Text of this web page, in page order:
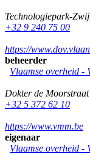
Technologiepark-
+32 9 240 75 00
https://
beheerder
Vlaamse overheid -
Dokter de
+32 5 372 62 10
https://www.vmm.be
eigenaar
Vlaamse overheid -